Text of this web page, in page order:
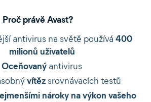
Proč právě Avast?
antivirus na světě používá 400
milionů uživatelů
Oceňovaný antivirus
vítězsrovnávacích testů
nároky na výkon vašeho